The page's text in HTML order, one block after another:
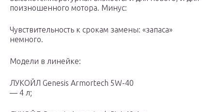
поизношенного мотора. Минус:
Чувствительность к срокам замены: «запаса»
немного.
Модели в линейке:
ЛУКОЙЛ Genesis Armortech 5W-40
— 4 л;